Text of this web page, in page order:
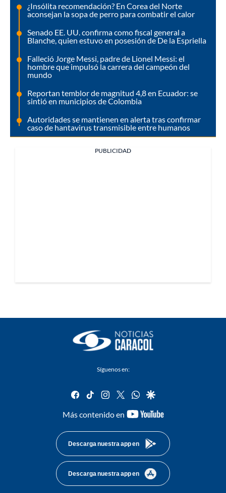
¿Insólita recomendación? En Corea del Norte
aconsejan la sopa de perro para combatir el calor
Senado EE. UU. confirma como fiscal general a
Blanche, quien estuvo en posesión de De la Espriella
Falleció Jorge Messi, padre de Lionel Messi: el
hombre que impulsó la carrera del campeón del
mundo
Reportan temblor de magnitud 4,8 en Ecuador: se
sintió en municipios de Colombia
Autoridades se mantienen en alerta tras confirmar
caso de hantavirus transmisible entre humanos
PUBLICIDAD
Síguenos en:
facebook
tiktok instagram
twitterwhatsapp
google
Más contenido en
youtube-
Descarga nuestra app en
Descarga nuestra app en